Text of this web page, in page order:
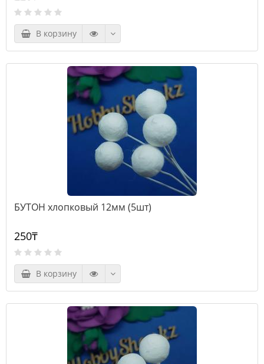
В корзину
БУТОН хлопковый 12мм (5шт)
250₸
В корзину